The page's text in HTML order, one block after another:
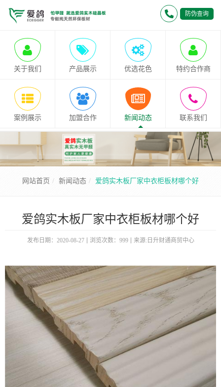
防伪查询
关于我们 产品展示 优选花色 特约合作商
案例展示 加盟合作 新闻动态 联系我们
网站首页 新闻动态 爱鸽实木板厂家中衣柜板材哪个好
爱鸽实木板厂家中衣柜板材哪个好
发布日期：2020-08-27 浏览次数：999 来源:日升财通商贸中心